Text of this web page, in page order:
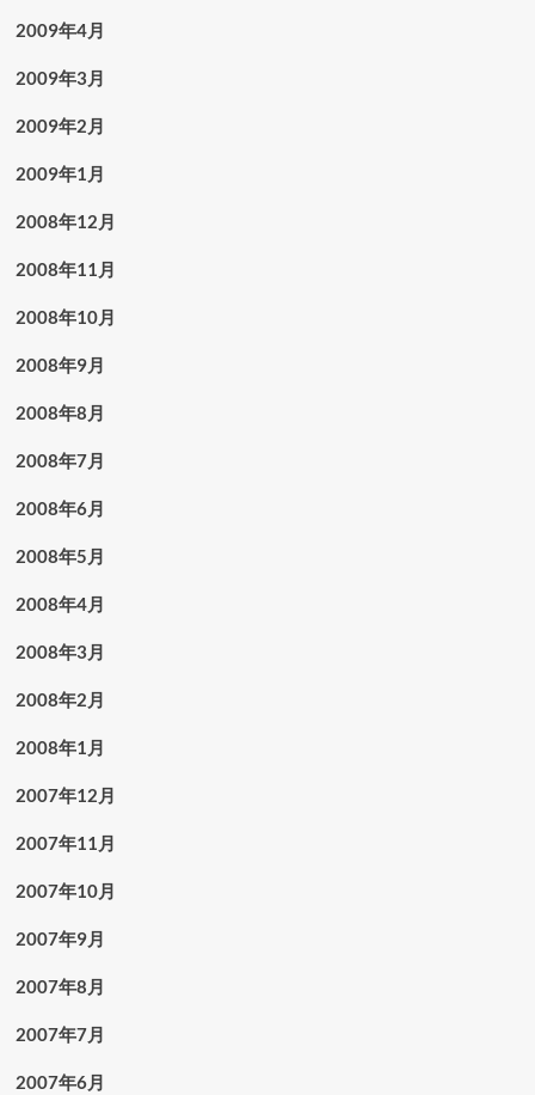
2009年4月
2009年3月
2009年2月
2009年1月
2008年12月
2008年11月
2008年10月
2008年9月
2008年8月
2008年7月
2008年6月
2008年5月
2008年4月
2008年3月
2008年2月
2008年1月
2007年12月
2007年11月
2007年10月
2007年9月
2007年8月
2007年7月
2007年6月